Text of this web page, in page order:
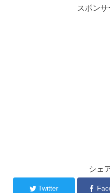
スポンサ
シェ
Twitter